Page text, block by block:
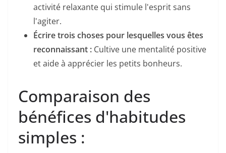
activité relaxante qui stimule l'esprit sans
l'agiter.
Écrire trois choses pour lesquelles vous êtes
reconnaissant : Cultive une mentalité positive
et aide à apprécier les petits bonheurs.
Comparaison des
bénéfices d'habitudes
simples :